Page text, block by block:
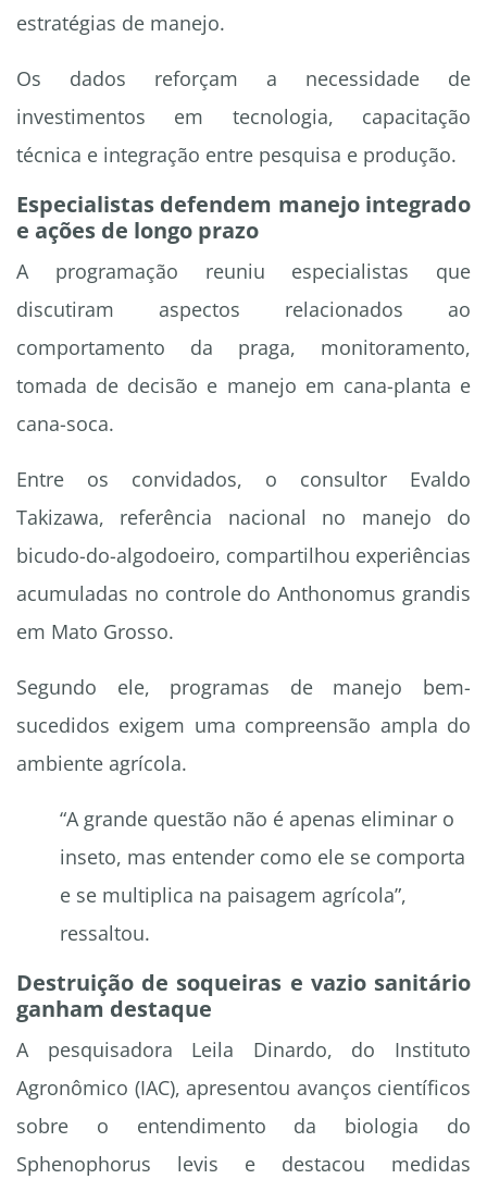
estratégias de manejo.
Os dados reforçam a necessidade de
investimentos em tecnologia, capacitação
técnica e integração entre pesquisa e produção.
Especialistas defendem manejo integrado
e ações de longo prazo
A programação reuniu especialistas que
discutiram aspectos relacionados ao
comportamento da praga, monitoramento,
tomada de decisão e manejo em cana-planta e
cana-soca.
Entre os convidados, o consultor Evaldo
Takizawa, referência nacional no manejo do
bicudo-do-algodoeiro, compartilhou experiências
acumuladas no controle do Anthonomus grandis
em Mato Grosso.
Segundo ele, programas de manejo bem-
sucedidos exigem uma compreensão ampla do
ambiente agrícola.
“A grande questão não é apenas eliminar o
inseto, mas entender como ele se comporta
e se multiplica na paisagem agrícola”,
ressaltou.
Destruição de soqueiras e vazio sanitário
ganham destaque
A pesquisadora Leila Dinardo, do Instituto
Agronômico (IAC), apresentou avanços científicos
sobre o entendimento da biologia do
Sphenophorus levis e destacou medidas